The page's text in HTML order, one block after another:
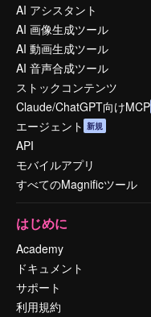
AI アシスタント
AI 画像生成ツール
AI 動画生成ツール
AI 音声合成ツール
ストックコンテンツ
Claude/ChatGPT向けMCP
エージェント 新規
API
モバイルアプリ
すべてのMagnificツール
はじめに
Academy
ドキュメント
サポート
利用規約